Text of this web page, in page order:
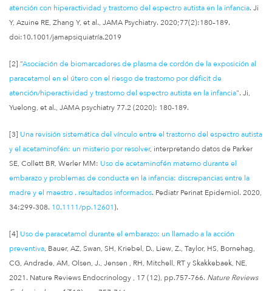
atención con hiperactividad y trastorno del espectro autista en la infancia. Ji
Y, Azuine RE, Zhang Y, et al., JAMA Psychiatry. 2020;77(2):180–189.
doi:10.1001/jamapsiquiatría.2019
[2] “Asociación de biomarcadores de plasma de cordón de la exposición al
paracetamol en el útero con el riesgo de trastorno por déficit de
atención/hiperactividad y trastorno del espectro autista en la infancia". Ji,
Yuelong, et al., JAMA psychiatry 77.2 (2020): 180-189.
[3] Una revisión sistemática del vínculo entre el trastorno del espectro autista
y el acetaminofén: un misterio por resolver, interpretando datos de Parker
SE, Collett BR, Werler MM: Uso de acetaminofén materno durante el
embarazo y problemas de conducta en la infancia: discrepancias entre la
madre y el maestro . resultados informados. Pediatr Perinat Epidemiol. 2020,
34:299-308. 10.1111/pp.12601).
[4] Uso de paracetamol durante el embarazo: un llamado a la acción
preventiva, Bauer, AZ, Swan, SH, Kriebel, D., Liew, Z., Taylor, HS, Bornehag,
CG, Andrade, AM, Olsen, J., Jensen , RH, Mitchell, RT y Skakkebaek, NE,
2021. Nature Reviews Endocrinology , 17 (12), pp.757-766. Nature Reviews